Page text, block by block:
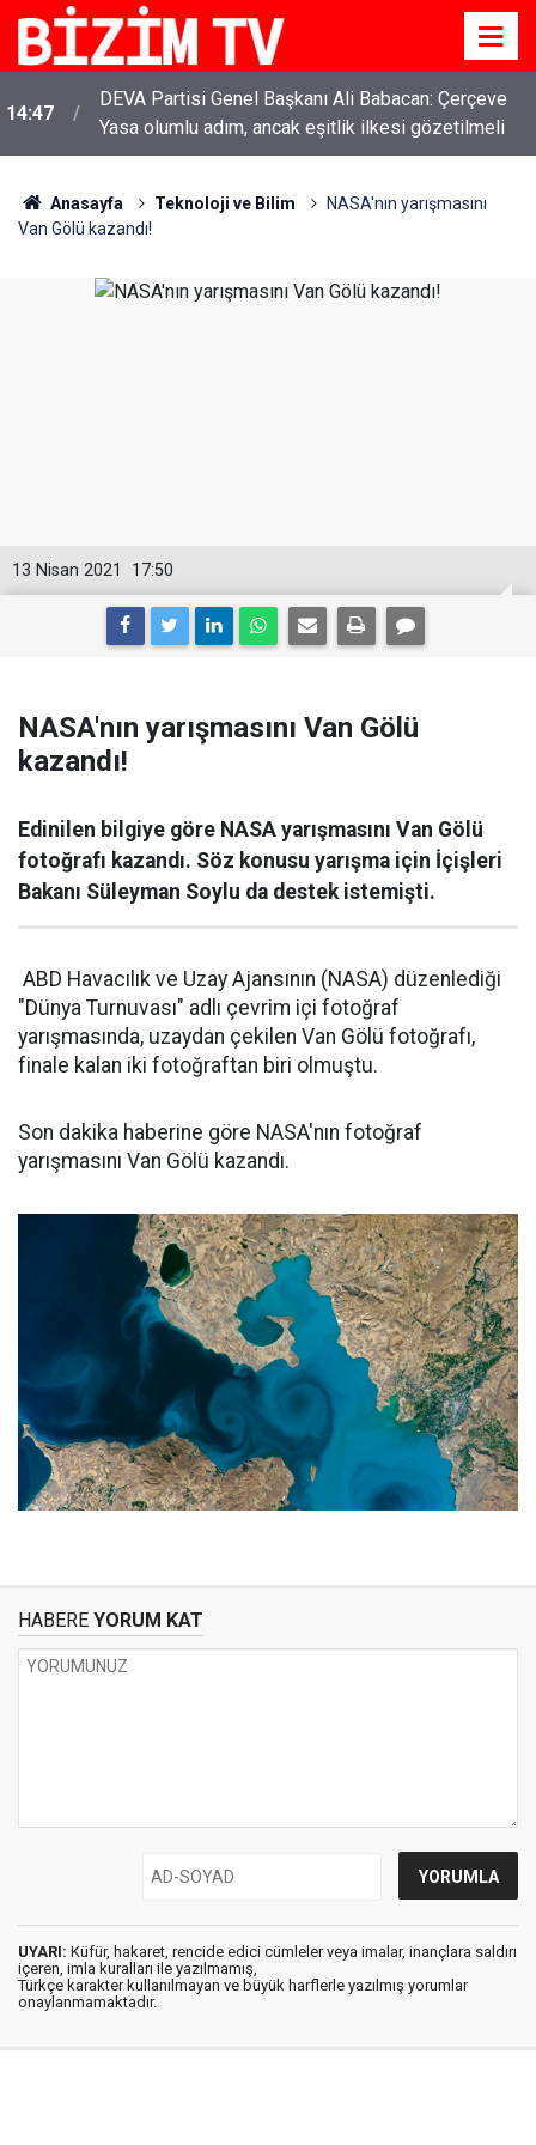
14:47
DEVA Partisi Genel Başkanı Ali Babacan: Çerçeve
Yasa olumlu adım, ancak eşitlik ilkesi gözetilmeli
Anasayfa Teknoloji ve Bilim
NASA'nın yarışmasını
Van Gölü kazandı!
17:50
13 Nisan 2021
NASA'nın yarışmasını Van Gölü
kazandı!
Edinilen bilgiye göre NASA yarışmasını Van Gölü
fotoğrafı kazandı. Söz konusu yarışma için İçişleri
Bakanı Süleyman Soylu da destek istemişti.
ABD Havacılık ve Uzay Ajansının (NASA) düzenlediği
"Dünya Turnuvası" adlı çevrim içi fotoğraf
yarışmasında, uzaydan çekilen Van Gölü fotoğrafı,
finale kalan iki fotoğraftan biri olmuştu.
Son dakika haberine göre NASA'nın fotoğraf
yarışmasını Van Gölü kazandı.
HABERE YORUM KAT
UYARI: Küfür, hakaret, rencide edici cümleler veya imalar, inançlara saldırı
içeren, imla kuralları ile yazılmamış,
Türkçe karakter kullanılmayan ve büyük harflerle yazılmış yorumlar
onaylanmamaktadır.